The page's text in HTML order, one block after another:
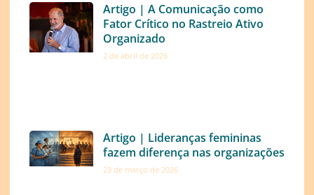
Artigo | A Comunicação como
Fator Crítico no Rastreio Ativo
Organizado
2 de abril de 2026
Artigo | Lideranças femininas
fazem diferença nas organizações
23 de março de 2026